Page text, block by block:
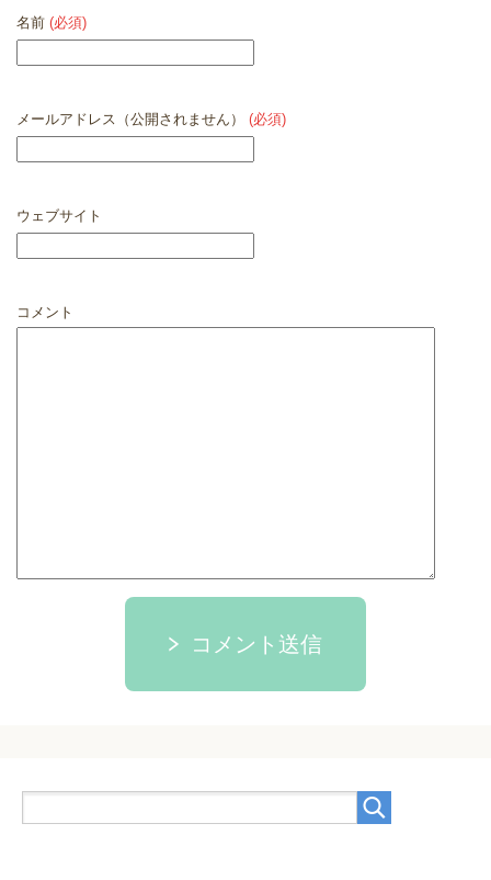
名前 (必須)
メールアドレス（公開されません） (必須)
ウェブサイト
コメント
コメント送信